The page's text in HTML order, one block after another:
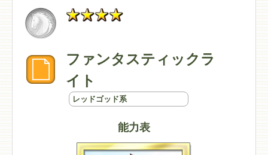
ファンタスティックラ
イト
レッドゴッド系
能力表